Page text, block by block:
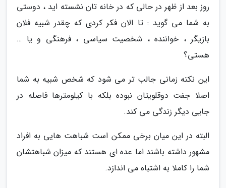
روز بعد از ظهر در حالی که در خانه تان نشسته اید ، دوستی
به شما می گوید : تا الان فکر کردی که چقدر شبیه فلان
بازیگر ، خواننده ، شخصیت سیاسی ، فرهنگی و یا …
هستی؟
این نکته زمانی جالب تر می شود که شخص شبیه به شما
اصلا جفت دوقلویتان نبوده بلکه با کیلومترها فاصله در
جایی دیگر زندگی می کند.
البته در این میان برخی ممکن است شباهت هایی به افراد
مشهور داشته باشند اما عده ای هستند که میزان شباهتشان
شما را کاملا به اشتباه می اندازد.